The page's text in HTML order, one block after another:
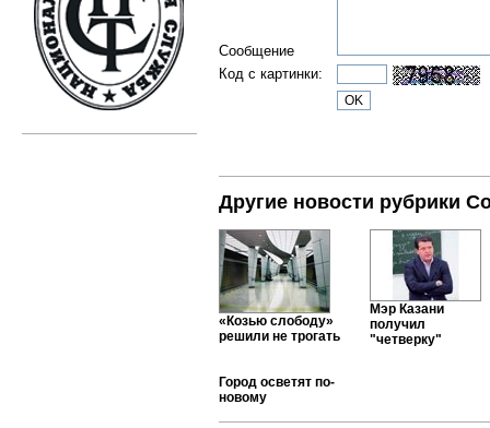
Сообщение
Код с картинки:
Другие новости рубрики
«Козью слободу»
решили не трогать
Мэр Казани
получил
"четверку"
Город осветят по-
новому